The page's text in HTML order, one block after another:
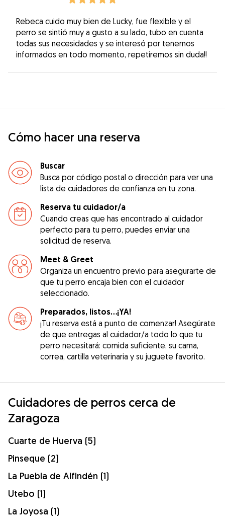
Rebeca cuido muy bien de Lucky, fue flexible y el
perro se sintió muy a gusto a su lado, tubo en cuenta
todas sus necesidades y se interesó por tenernos
informados en todo momento, repetiremos sin duda!!
Cómo hacer una reserva
Buscar
Busca por código postal o dirección para ver una
lista de cuidadores de confianza en tu zona.
Reserva tu cuidador/a
Cuando creas que has encontrado al cuidador
perfecto para tu perro, puedes enviar una
solicitud de reserva.
Meet & Greet
Organiza un encuentro previo para asegurarte de
que tu perro encaja bien con el cuidador
seleccionado.
Preparados, listos...¡YA!
¡Tu reserva está a punto de comenzar! Asegúrate
de que entregas al cuidador/a todo lo que tu
perro necesitará: comida suficiente, su cama,
correa, cartilla veterinaria y su juguete favorito.
Cuidadores de perros cerca de
Zaragoza
Cuarte de Huerva (5)
Pinseque (2)
La Puebla de Alfindén (1)
Utebo (1)
La Joyosa (1)